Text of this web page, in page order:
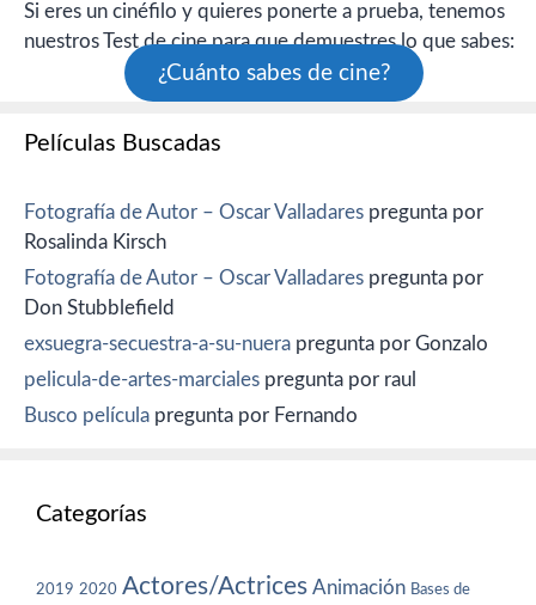
Si eres un cinéfilo y quieres ponerte a prueba, tenemos
nuestros Test de cine para que demuestres lo que sabes:
¿Cuánto sabes de cine?
Películas Buscadas
Fotografía de Autor – Oscar Valladares pregunta por
Rosalinda Kirsch
Fotografía de Autor – Oscar Valladares pregunta por
Don Stubblefield
exsuegra-secuestra-a-su-nuera pregunta por Gonzalo
pelicula-de-artes-marciales pregunta por raul
Busco película pregunta por Fernando
Categorías
2019 2020 Actores/Actrices Animación Bases de